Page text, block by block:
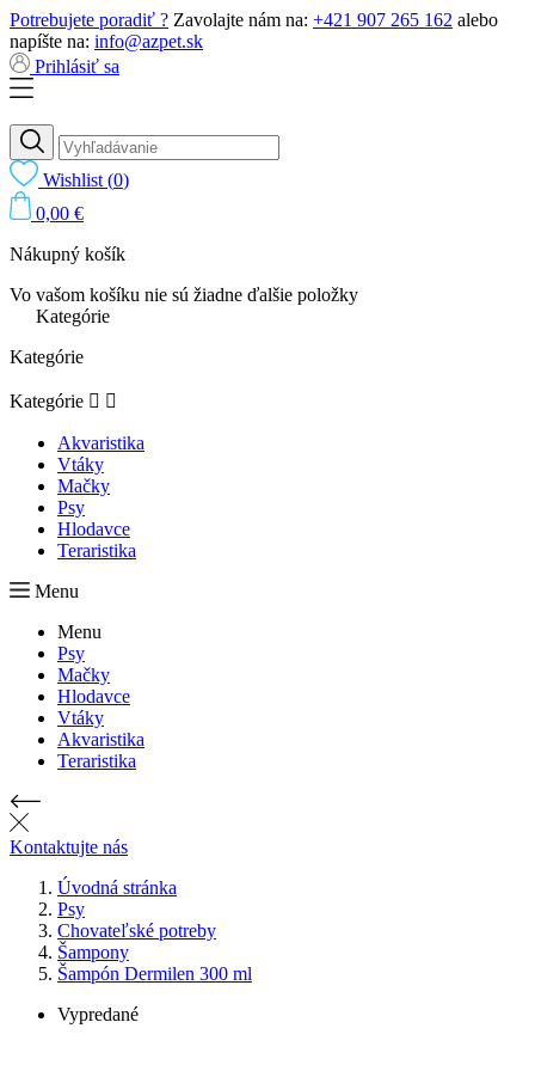
Potrebujete poradiť ? Zavolajte nám na: +421 907 265 162 alebo
napíšte na: info@azpet.sk
Prihlásiť sa
Wishlist (0)
0,00 €
Nákupný košík
Vo vašom košíku nie sú žiadne ďalšie položky
Kategórie
Kategórie
Kategórie  
Akvaristika
Vtáky
Mačky
Psy
Hlodavce
Teraristika
Menu
Menu
Psy
Mačky
Hlodavce
Vtáky
Akvaristika
Teraristika
Kontaktujte nás
Úvodná stránka
Psy
Chovateľské potreby
Šampony
Šampón Dermilen 300 ml
Vypredané